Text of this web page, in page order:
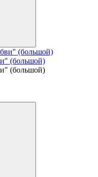
(большой)
(большой)